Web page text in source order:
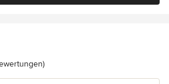
4 von 5 Sternen